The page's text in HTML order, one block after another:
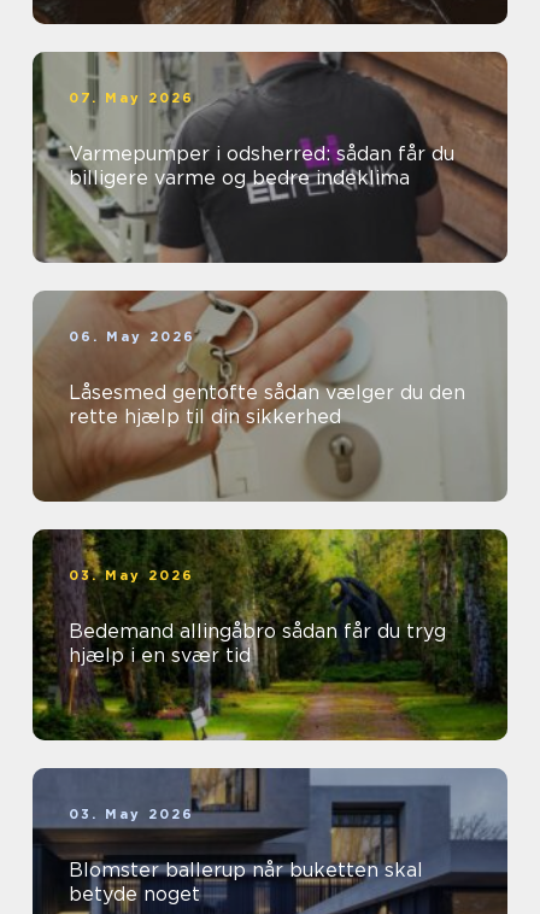
07. May 2026
Varmepumper i odsherred: sådan får du
billigere varme og bedre indeklima
06. May 2026
Låsesmed gentofte sådan vælger du den
rette hjælp til din sikkerhed
03. May 2026
Bedemand allingåbro sådan får du tryg
hjælp i en svær tid
03. May 2026
Blomster ballerup når buketten skal
betyde noget